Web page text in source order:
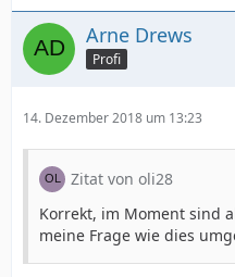
Arne Drews
Profi
14. Dezember 2018 um 13:23
Zitat von oli28
Korrekt, im Moment sind
meine Frage wie dies